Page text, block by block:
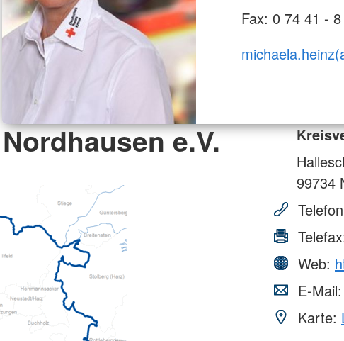
Fax: 0 74 41 -
e.V.
99734
Web:
E-Mail:
Karte: